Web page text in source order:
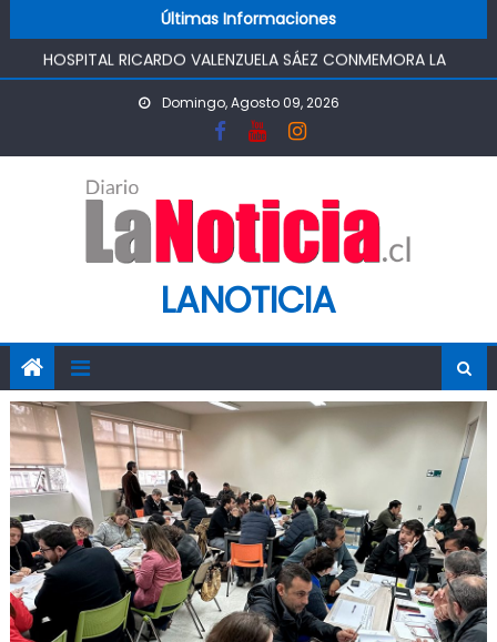
Últimas Informaciones
FUNCIONAMIENTO
HOSPITAL RICARDO VALENZUELA SÁEZ CONMEMORA LA
SEMANA MUNDIAL DE LA LACTANCIA MATERNA
PROMOVIENDO UN COMIENZO DE VIDA SALUDABLE
IMPULSA AGUA DE AGROSUPER PERMITIRÁ LA
FORTALECERA EL ABASTECIMIENTO DE AGUA POTABLE DE LA
COMUNIDAD
MINISTRO DE AGRICULTURA REALIZA GIRA POR CINCO
FRONTAL Y APOYAR AL SECTOR AGRÍCOLA
ESTRATÉGICA A LOS LIBERTADORES
SIGUEN LOS CIERRES DE PROSTÍBULOS CLANDESTINOS EN
RANCAGUA: NUEVO OPERATIVO DEJA UN RECINTO
CLAUSURADO Y OTRO CON PROHIBICIÓN DE
FUNCIONAMIENTO
Domingo, Agosto 09, 2026
LANOTICIA